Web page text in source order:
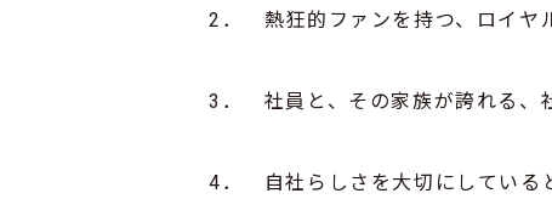
2． 熱狂的ファンを持つ、ロイヤ
3． 社員と、その家族が誇れる、
4． 自社らしさを大切にしている